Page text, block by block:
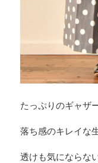
たっぷりのギャザ
落ち感のキレイな
透けも気にならな